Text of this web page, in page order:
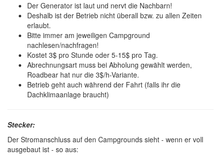
Der Generator ist laut und nervt die Nachbarn!
Deshalb ist der Betrieb nicht überall bzw. zu allen Zeiten
erlaubt.
Bitte immer am jeweiligen Campground
nachlesen/nachfragen!
Kostet 3$ pro Stunde oder 5-15$ pro Tag.
Abrechnungsart muss bei Abholung gewählt werden,
Roadbear hat nur die 3$/h-Variante.
Betrieb geht auch während der Fahrt (falls ihr die
Dachklimaanlage braucht)
Stecker:
Der Stromanschluss auf den Campgrounds sieht - wenn er voll
ausgebaut ist - so aus: